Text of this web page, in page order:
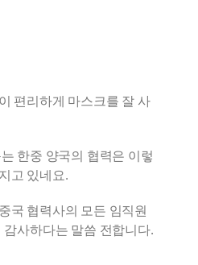
편리하게 마스크를 잘 사
한중 양국의 협력은 이렇
고 있네요.
국 협력사의 모든 임직원
사하다는 말씀 전합니다.